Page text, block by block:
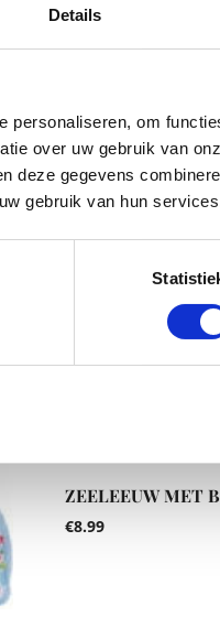
Details
personaliseren, om
over uw gebruik van
deze gegevens
gebruik van hun
ZEELEEUW MET
€8.99